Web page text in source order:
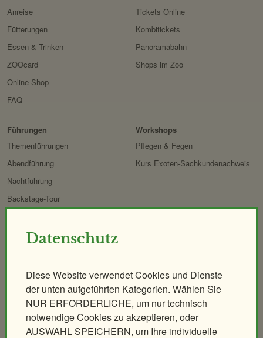
Datenschutz
Diese Website verwendet Cookies und Dienste
der unten aufgeführten Kategorien. Wählen Sie
NUR ERFORDERLICHE, um nur technisch
notwendige Cookies zu akzeptieren, oder
AUSWAHL SPEICHERN, um Ihre individuelle
Anreise
Fütterungen
Essen & Trinken
ZOOcard
Tickets Online
Kombitickets
Panoramabahn
Shops im Zoo
Online-Shop
FAQ
Zoo
Führungen
Themenführungen
Abendführung
Nachtführung
Backstage-Tour
Aqua-Forschungsstation
PANDAstisches Erlebnis
Birding im Zoo
Demenzfreundlicher Rundgang
Workshops
Pflegen & Fegen
Kurs Exoten-Sachkundenachweis
Tiere & Kulinarik Zoo für Kinder
&
Forschung